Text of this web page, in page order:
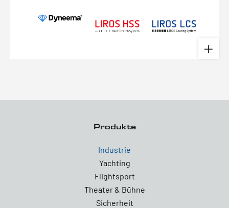
Produkte
Industrie
Yachting
Flightsport
Theater & Bühne
Sicherheit